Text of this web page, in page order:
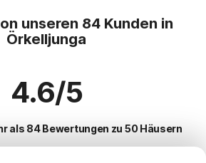
unseren 84 Kunden in
Örkelljunga
4.6/5
als 84 Bewertungen zu 50 Häusern